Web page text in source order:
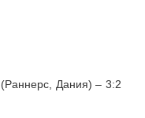
Дания) – 3:2